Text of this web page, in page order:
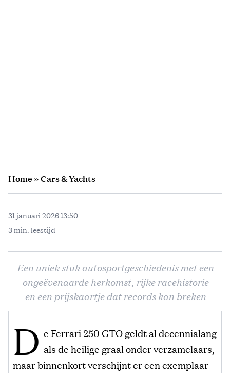
Home»Cars & Yachts
31 januari 2026 13:50
3 min. leestijd
Een uniek stuk autosportgeschiedenis met een
ongeëvenaarde herkomst, rijke racehistorie
en een prijskaartje dat records kan breken
D e Ferrari 250 GTO geldt al decennialang
als de heilige graal onder verzamelaars,
maar binnenkort verschijnt er een exemplaar